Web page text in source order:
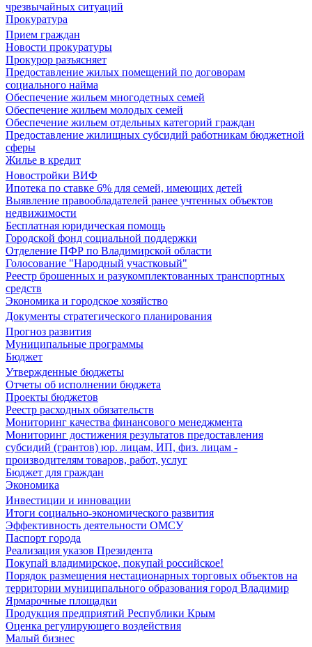
чрезвычайных ситуаций
Прокуратура
Прием граждан
Новости прокуратуры
Прокурор разъясняет
Предоставление жилых помещений по договорам
социального найма
Обеспечение жильем многодетных семей
Обеспечение жильем молодых семей
Обеспечение жильем отдельных категорий граждан
Предоставление жилищных субсидий работникам бюджетной
сферы
Жилье в кредит
Новостройки ВИФ
Ипотека по ставке 6% для семей, имеющих детей
Выявление правообладателей ранее учтенных объектов
недвижимости
Бесплатная юридическая помощь
Городской фонд социальной поддержки
Отделение ПФР по Владимирской области
Голосование "Народный участковый"
Реестр брошенных и разукомплектованных транспортных
средств
Экономика и городское хозяйство
Документы стратегического планирования
Прогноз развития
Муниципальные программы
Бюджет
Утвержденные бюджеты
Отчеты об исполнении бюджета
Проекты бюджетов
Реестр расходных обязательств
Мониторинг качества финансового менеджмента
Мониторинг достижения результатов предоставления
субсидий (грантов) юр. лицам, ИП, физ. лицам -
производителям товаров, работ, услуг
Бюджет для граждан
Экономика
Инвестиции и инновации
Итоги социально-экономического развития
Эффективность деятельности ОМСУ
Паспорт города
Реализация указов Президента
Покупай владимирское, покупай российское!
Порядок размещения нестационарных торговых объектов на
территории муниципального образования город Владимир
Ярмарочные площадки
Продукция предприятий Республики Крым
Оценка регулирующего воздействия
Малый бизнес